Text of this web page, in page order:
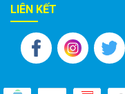
LIÊN KẾT